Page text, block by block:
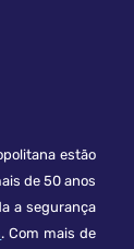
estão
de 50 anos
a segurança
. Com mais de